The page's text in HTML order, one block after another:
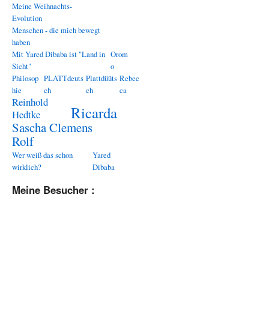
Meine Weihnachts-
Evolution
Menschen - die mich bewegt
haben
Mit Yared Dibaba ist "Land in
Sicht"
Orom
o
Philosop
hie
PLATTdeuts
ch
Plattdüüts
ch
Rebec
ca
Reinhold
Hedtke
Ricarda
Sascha Clemens
Rolf
Wer weiß das schon
wirklich?
Yared
Dibaba
Meine Besucher :